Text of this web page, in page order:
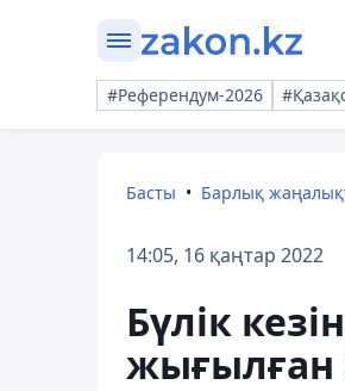
#Референдум-2026
Басты Барлық
14:05, 16 қаңтар 2022
Бүлік
жығылған